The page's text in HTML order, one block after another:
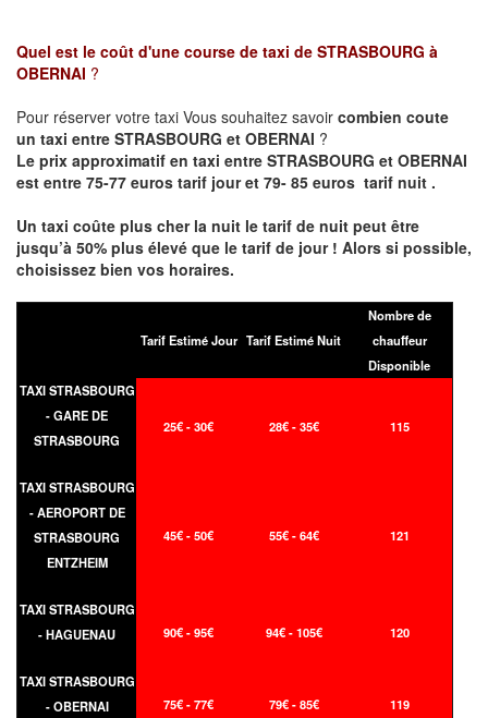
Quel est le coût d'une course de taxi de STRASBOURG à
OBERNAI ?
Pour réserver votre taxi Vous souhaitez savoir combien coute
un taxi entre STRASBOURG et OBERNAI ?
Le prix approximatif en taxi entre STRASBOURG et OBERNAI
est entre 75-77 euros tarif jour et 79- 85 euros tarif nuit .
Un taxi coûte plus cher la nuit le tarif de nuit peut être
jusqu’à 50% plus élevé que le tarif de jour ! Alors si possible,
choisissez bien vos horaires.
Tarif Estimé Jour Tarif Estimé Nuit
Nombre de
chauffeur
Disponible
TAXI STRASBOURG
- GARE DE
STRASBOURG
25€ - 30€ 28€ - 35€ 115
TAXI STRASBOURG
- AEROPORT DE
STRASBOURG
ENTZHEIM
45€ - 50€ 55€ - 64€ 121
TAXI STRASBOURG
- HAGUENAU
90€ - 95€ 94€ - 105€ 120
TAXI STRASBOURG
- OBERNAI
75€ - 77€ 79€ - 85€ 119